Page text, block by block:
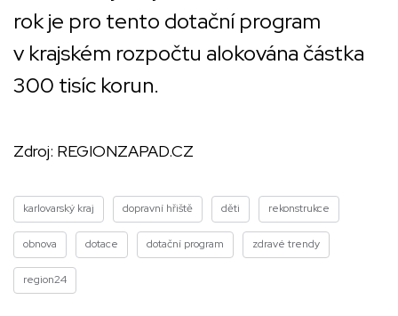
rok je pro tento dotační program
v krajském rozpočtu alokována částka
300 tisíc korun.
Zdroj: REGIONZAPAD.CZ
karlovarský kraj dopravní hřiště děti rekonstrukce
obnova dotace dotační program zdravé trendy
region24